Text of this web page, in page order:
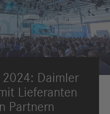
Daimler
Lieferanten
Partnern